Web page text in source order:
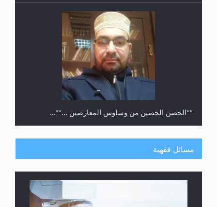
**الحصن الحصين من وساوس المعارضين ...**...
مسائل فقهية